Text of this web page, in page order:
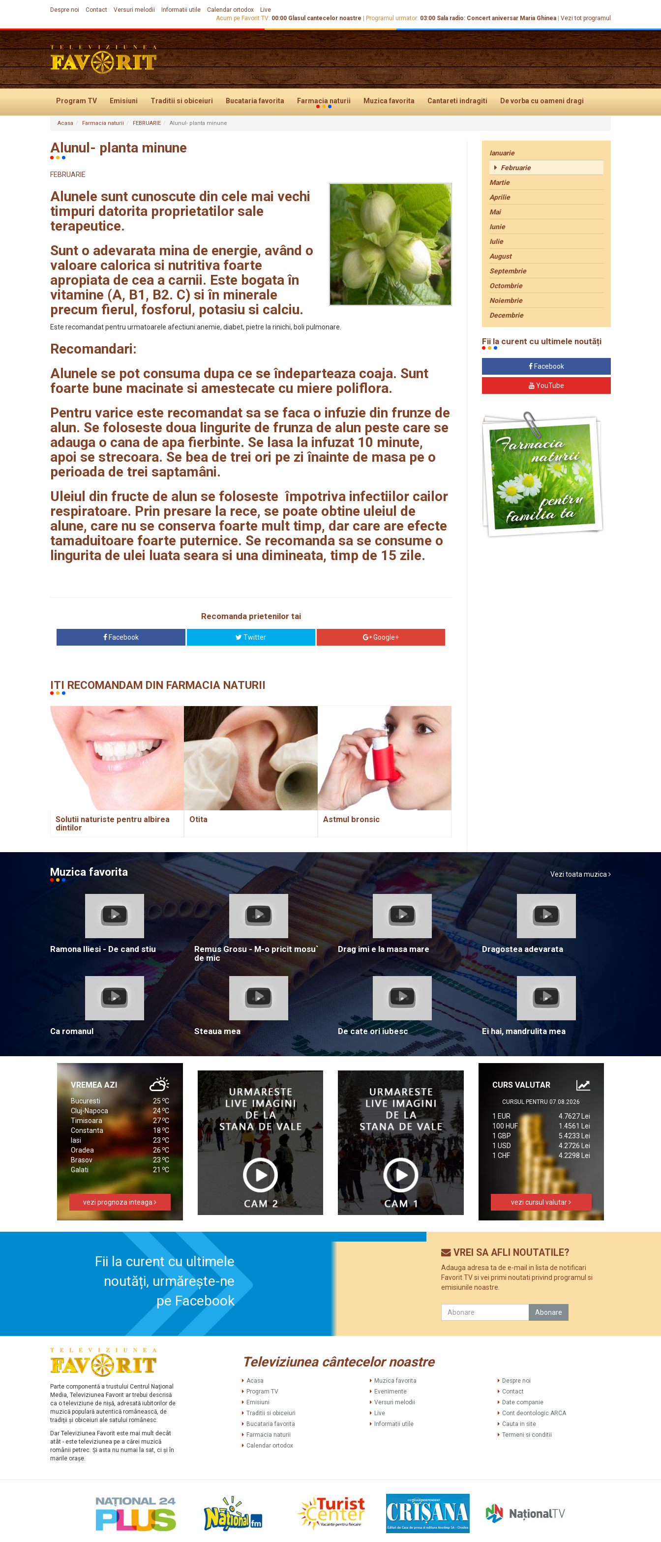
Despre noi Contact Versuri melodii Informatii utile Calendar ortodox
Live
Acum pe Favorit TV: 00:00 Glasul cantecelor noastre Programul urmator: 03:00 Sala radio: Concert aniversar Maria Ghinea Vezi tot programul
Program TV Emisiuni Traditii si obiceiuri Bucataria favorita Farmacia naturii Muzica favorita Cantareti indragiti De vorba cu oameni dragi
Evenimente
Acasa Farmacia naturii FEBRUARIE Alunul- planta minune
Alunul- planta minune
FEBRUARIE
Alunele sunt cunoscute din cele mai vechi
timpuri datorita proprietatilor sale
terapeutice.
Sunt o adevarata mina de energie, având o
valoare calorica si nutritiva foarte
apropiata de cea a carnii. Este bogata în
vitamine (A, B1, B2. C) si în minerale
precum fierul, fosforul, potasiu si calciu.
Este recomandat pentru urmatoarele afectiuni:anemie, diabet, pietre la rinichi, boli pulmonare.
Recomandari:
Alunele se pot consuma dupa ce se îndeparteaza coaja. Sunt
foarte bune macinate si amestecate cu miere poliflora.
Pentru varice este recomandat sa se faca o infuzie din frunze de
alun. Se foloseste doua lingurite de frunza de alun peste care se
adauga o cana de apa fierbinte. Se lasa la infuzat 10 minute,
apoi se strecoara. Se bea de trei ori pe zi înainte de masa pe o
perioada de trei saptamâni.
Uleiul din fructe de alun se foloseste împotriva infectiilor cailor
respiratoare. Prin presare la rece, se poate obtine uleiul de
alune, care nu se conserva foarte mult timp, dar care are efecte
tamaduitoare foarte puternice. Se recomanda sa se consume o
lingurita de ulei luata seara si una dimineata, timp de 15 zile.
Recomanda prietenilor tai
Facebook Twitter Google+
ITI RECOMANDAM DIN FARMACIA NATURII
Solutii naturiste pentru albirea
dintilor
Otita Astmul bronsic
Ianuarie
Februarie
Martie
Aprilie
Mai
Iunie
Iulie
August
Septembrie
Octombrie
Noiembrie
Decembrie
Fii la curent cu ultimele noutăți
Facebook
YouTube
Muzica favorita Vezi toata muzica
Ramona Iliesi - De cand stiu
Remus Grosu - M-o pricit mosu`
de mic
Drag imi e la masa mare Dragostea adevarata
Ca romanul Steaua mea De cate ori iubesc Ei hai, mandrulita mea
VREMEA AZI
Bucuresti 25 oC
Cluj-Napoca
24 oC
Timisoara
27oC
Constanta
18 oC
Iasi
23 oC
Oradea
26 oC
Brasov
23 oC
Galati
21 oC
vezi prognoza inteaga
CURS VALUTAR
CURSUL PENTRU 07.08.2026
1 EUR
4.7627 Lei
100 HUF
1.4561 Lei
1 GBP
5.4233 Lei
1 USD
4.2726 Lei
1 CHF
4.2298 Lei
vezi cursul valutar
Fii la curent cu ultimele
noutăți, urmărește-ne
pe Facebook
VREI SA AFLI NOUTATILE?
Adauga adresa ta de e-mail in lista de notificari
Favorit TV si vei primi noutati privind programul si
emisiunile noastre.
Parte componentă a trustului Centrul Naţional
Media, Televiziunea Favorit ar trebui descrisă
ca o televiziune de nişă, adresată iubitorilor de
muzică populară autentică românească, de
tradiţii şi obiceiuri ale satului românesc.
Dar Televiziunea Favorit este mai mult decât
atât - este televiziunea pe a cărei muzică
românii petrec. Şi asta nu numai la sat, ci şi în
marile oraşe.
Televiziunea cântecelor noastre
Acasa
Program TV
Emisiuni
Traditii si obiceiuri
Bucataria favorita
Farmacia naturii
Calendar ortodox
Muzica favorita
Evenimente
Versuri melodii
Live
Informatii utile
Despre noi
Contact
Date companie
Cont deontologic ARCA
Cauta in site
Termeni si conditii